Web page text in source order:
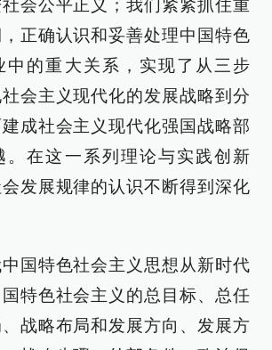
会公平正义；我们紧紧抓住重
正确认识和妥善处理中国特色
中的重大关系，实现了从三步
会主义现代化的发展战略到分
成社会主义现代化强国战略部
。在这一系列理论与实践创新
发展规律的认识不断得到深化
国特色社会主义思想从新时代
特色社会主义的总目标、总任
战略布局和发展方向、发展方